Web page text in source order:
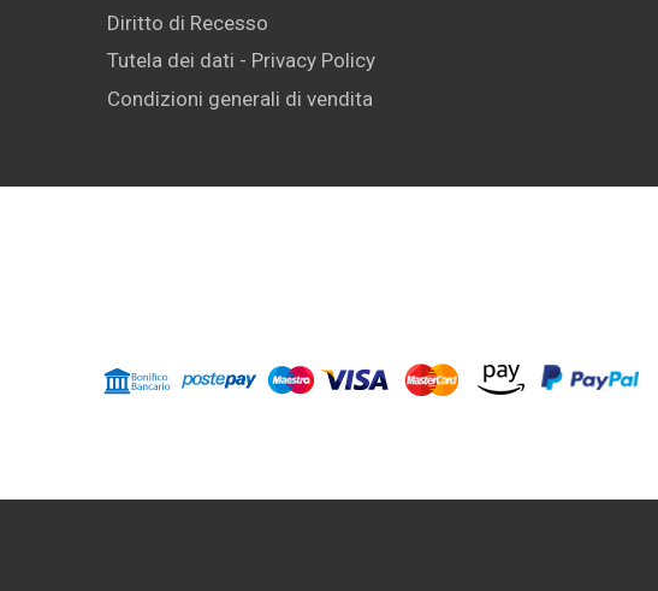
Diritto di Recesso
Tutela dei dati - Privacy Policy
Condizioni generali di vendita